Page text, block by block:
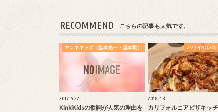
RECOMMEND こちらの記事も人気です。
キンキキッズ（堂本光一・堂本剛）
2017.9.22
KinkiKidsの歌詞が人気の理由を
ハワイのレス
2018.4.8
カリフォルニアピザキッ